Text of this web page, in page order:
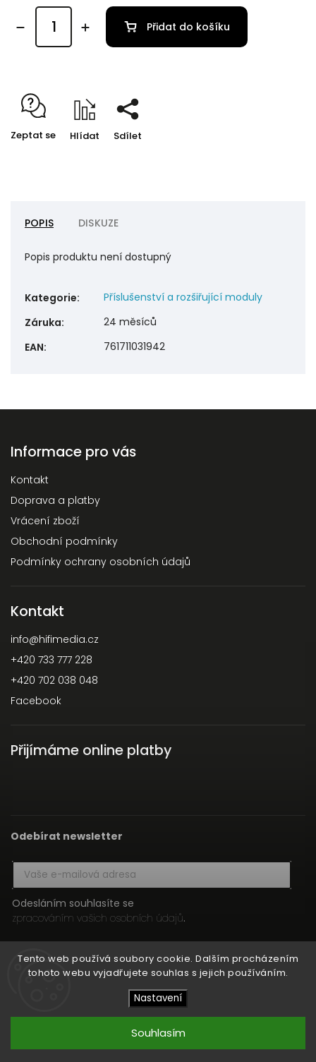
Tento web používá soubory cookie. Dalším procházením
tohoto webu vyjadřujete souhlas s jejich používáním.
Nastavení
Souhlasím
Přidat do košíku
Zeptat se Hlídat Sdílet
POPIS DISKUZE
Popis produktu není dostupný
Kategorie:
Příslušenství a rozšiřující moduly
Záruka:
24 měsíců
EAN: 761711031942
Informace pro vás
Kontakt
Doprava a platby
Vrácení zboží
Obchodní podmínky
Podmínky ochrany osobních údajů
Kontakt
info@hifimedia.cz
+420 733 777 228
+420 702 038 048
Facebook
Přijímáme online platby
Odebírat newsletter
Odesláním souhlasíte se
zpracováním vašich osobních údajů.
HIFI MEDIA. Všechna práva vyhrazena.
Upravit nastavení cookies